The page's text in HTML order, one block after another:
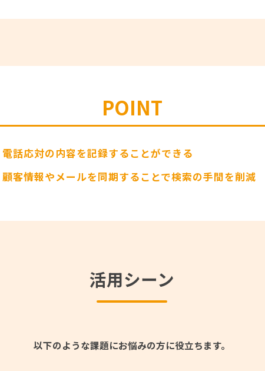
POINT
電話応対の内容を記録することができる
顧客情報やメールを同期することで検索の手間を削減
活用シーン
以下のような課題にお悩みの方に役立ちます。